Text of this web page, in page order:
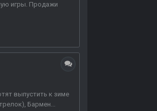
игры. Продажи
выпустить к зиме
Бармен...